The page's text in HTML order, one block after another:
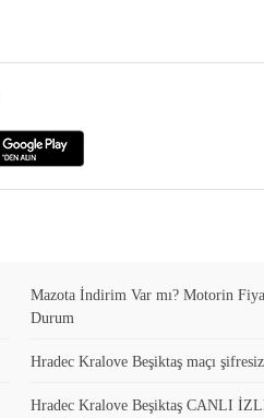
Mazota İndirim Var mı? Motorin
Durum
Hradec Kralove Beşiktaş maçı
Hradec Kralove Beşiktaş CANLI